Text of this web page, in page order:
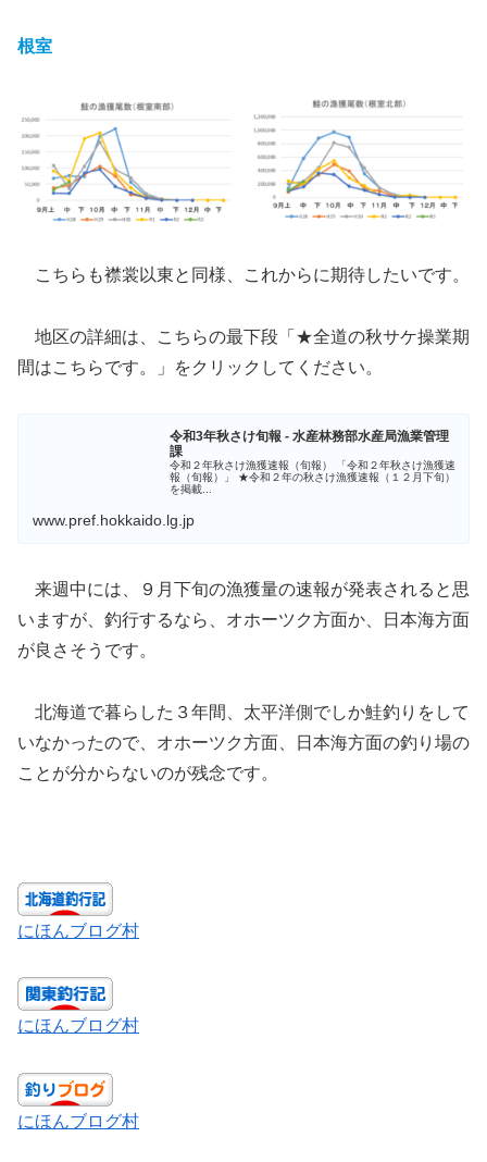
根室
こちらも襟裳以東と同様、これからに期待したいです。
地区の詳細は、こちらの最下段「★全道の秋サケ操業期
間はこちらです。」をクリックしてください。
令和3年秋さけ旬報 - 水産林務部水産局漁業管理
課
令和２年秋さけ漁獲速報（旬報） 「令和２年秋さけ漁獲速
報（旬報）」 ★令和２年の秋さけ漁獲速報（１２月下旬）
を掲載...
www.pref.hokkaido.lg.jp
来週中には、９月下旬の漁獲量の速報が発表されると思
いますが、釣行するなら、オホーツク方面か、日本海方面
が良さそうです。
北海道で暮らした３年間、太平洋側でしか鮭釣りをして
いなかったので、オホーツク方面、日本海方面の釣り場の
ことが分からないのが残念です。
にほんブログ村
にほんブログ村
にほんブログ村